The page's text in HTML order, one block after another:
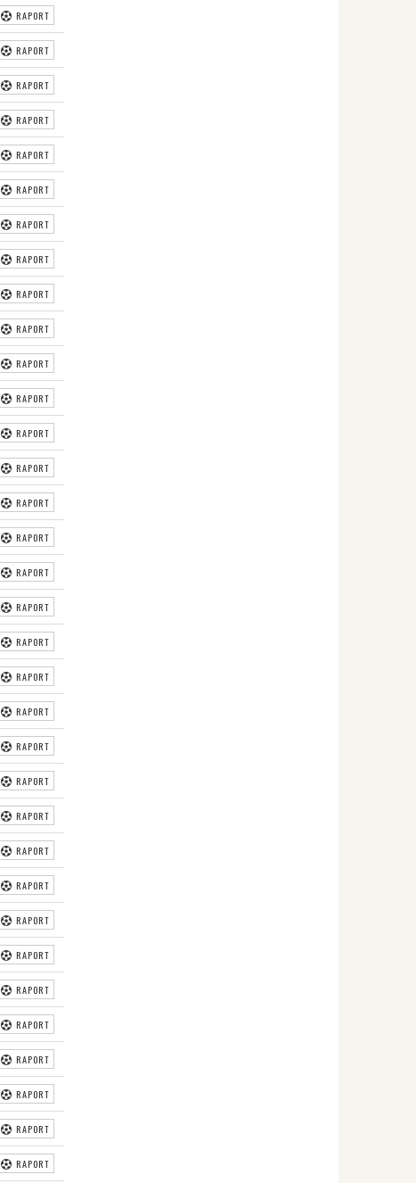
RAPORT
RAPORT
RAPORT
RAPORT
RAPORT
RAPORT
RAPORT
RAPORT
RAPORT
RAPORT
RAPORT
RAPORT
RAPORT
RAPORT
RAPORT
RAPORT
RAPORT
RAPORT
RAPORT
RAPORT
RAPORT
RAPORT
RAPORT
RAPORT
RAPORT
RAPORT
RAPORT
RAPORT
RAPORT
RAPORT
RAPORT
RAPORT
RAPORT
RAPORT